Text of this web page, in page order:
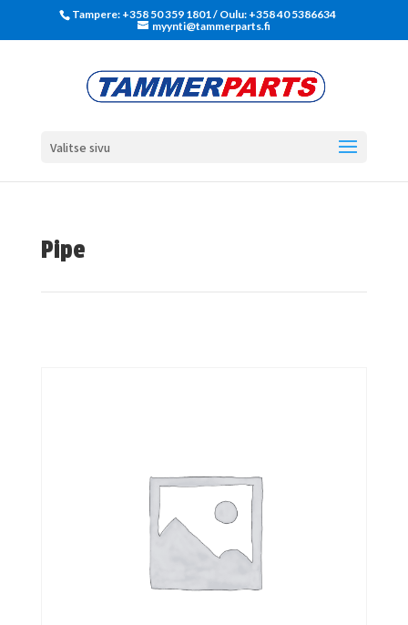
Tampere: +358 50 359 1801‬ / Oulu: +358 40 5386634
myynti@tammerparts.fi
Valitse sivu
Pipe